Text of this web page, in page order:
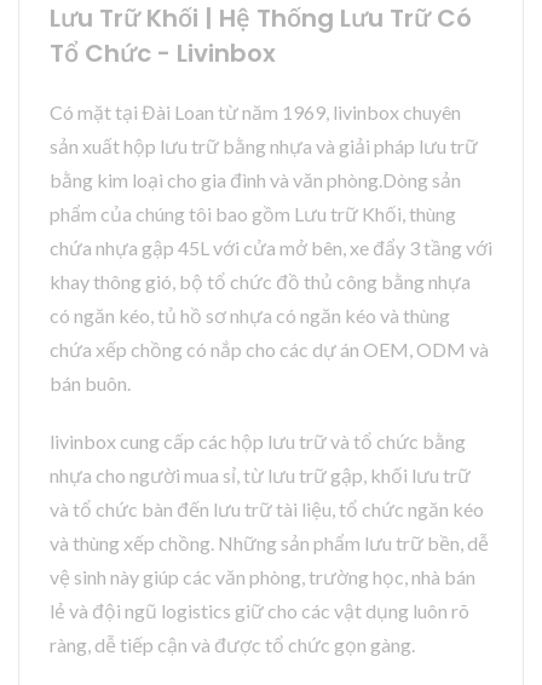
Lưu Trữ Khối | Hệ Thống Lưu Trữ Có
Tổ Chức - Livinbox
Có mặt tại Đài Loan từ năm 1969, livinbox chuyên
sản xuất hộp lưu trữ bằng nhựa và giải pháp lưu trữ
bằng kim loại cho gia đình và văn phòng.Dòng sản
phẩm của chúng tôi bao gồm Lưu trữ Khối, thùng
chứa nhựa gập 45L với cửa mở bên, xe đẩy 3 tầng với
khay thông gió, bộ tổ chức đồ thủ công bằng nhựa
có ngăn kéo, tủ hồ sơ nhựa có ngăn kéo và thùng
chứa xếp chồng có nắp cho các dự án OEM, ODM và
bán buôn.
livinbox cung cấp các hộp lưu trữ và tổ chức bằng
nhựa cho người mua sỉ, từ lưu trữ gập, khối lưu trữ
và tổ chức bàn đến lưu trữ tài liệu, tổ chức ngăn kéo
và thùng xếp chồng. Những sản phẩm lưu trữ bền, dễ
vệ sinh này giúp các văn phòng, trường học, nhà bán
lẻ và đội ngũ logistics giữ cho các vật dụng luôn rõ
ràng, dễ tiếp cận và được tổ chức gọn gàng.